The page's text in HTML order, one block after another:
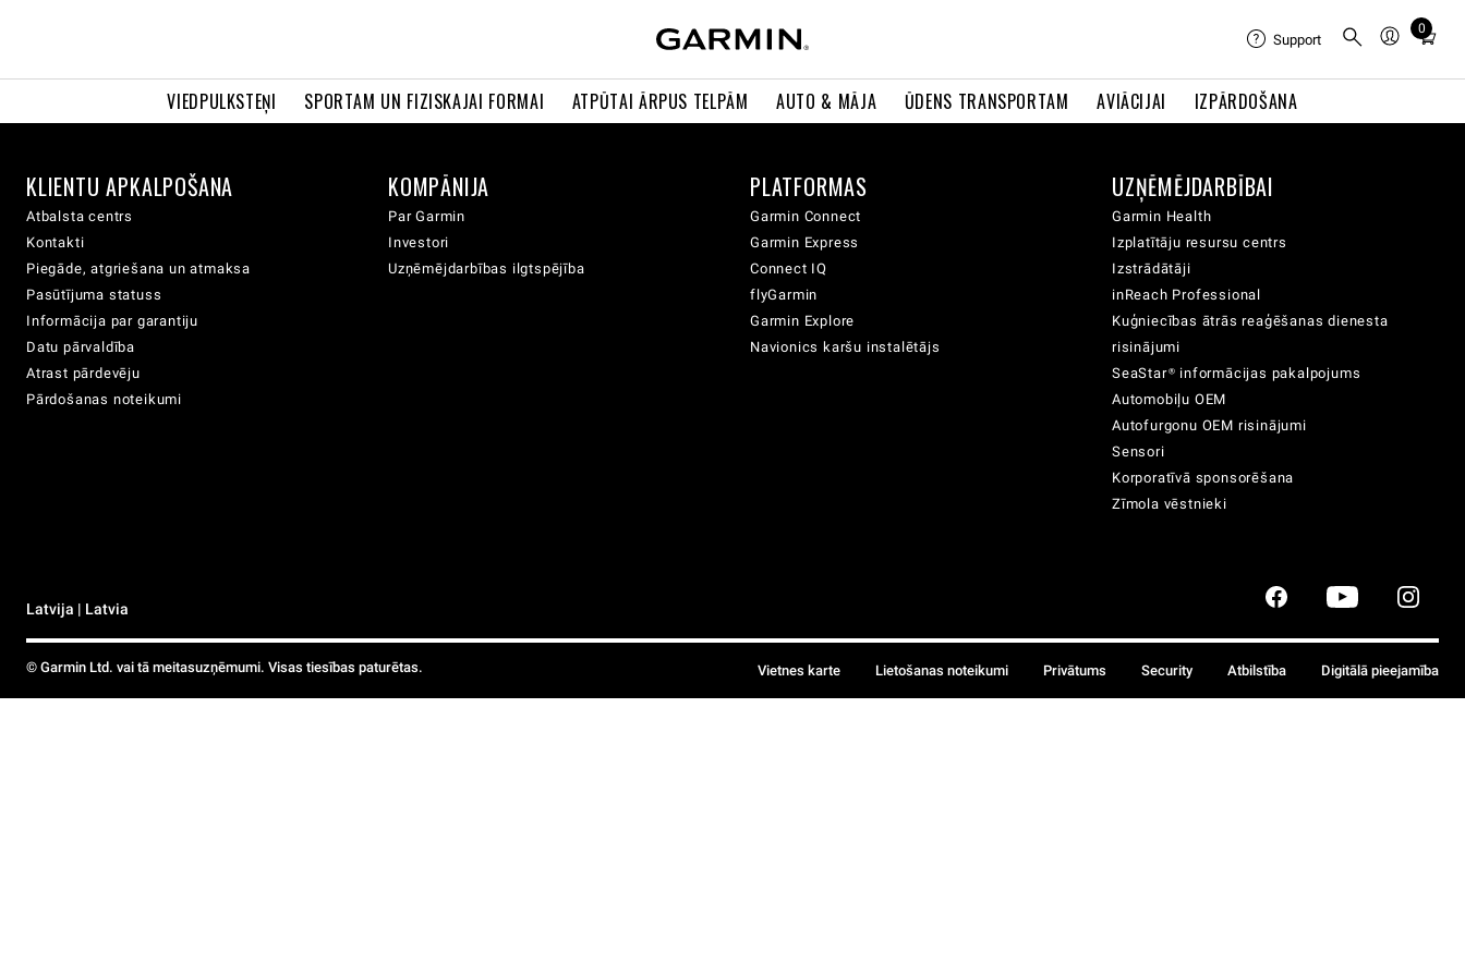
VIEDPULKSTEŅI SPORTAM UN FIZISKAJAI FORMAI ATPŪTAI ĀRPUS TELPĀM AUTO & MĀJA ŪDENS TRANSPORTAM AVIĀCIJAI IZPĀRDOŠANA
Support
0
Total
cart:
KLIENTU APKALPOŠANA
Atbalsta centrs
Kontakti
Piegāde, atgriešana un atmaksa
Pasūtījuma statuss
Informācija par garantiju
Datu pārvaldība
Atrast pārdevēju
Pārdošanas noteikumi
KOMPĀNIJA
Par Garmin
Investori
Uzņēmējdarbības ilgtspējība
PLATFORMAS
Garmin Connect
Garmin Express
Connect IQ
flyGarmin
Garmin Explore
Navionics karšu instalētājs
UZŅĒMĒJDARBĪBAI
Garmin Health
Izplatītāju resursu centrs
Izstrādātāji
inReach Professional
Kuģniecības ātrās reaģēšanas dienesta
risinājumi
SeaStar® informācijas pakalpojums
Automobiļu OEM
Autofurgonu OEM risinājumi
Sensori
Korporatīvā sponsorēšana
Zīmola vēstnieki
Latvija | Latvia
© Garmin Ltd. vai tā meitasuzņēmumi. Visas tiesības paturētas. Vietnes karte Lietošanas noteikumi Privātums Security Atbilstība Digitālā pieejamība